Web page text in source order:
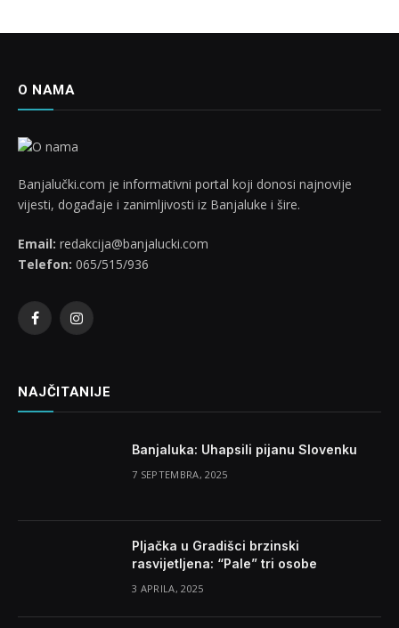
O NAMA
Banjalučki.com je informativni portal koji donosi najnovije
vijesti, događaje i zanimljivosti iz Banjaluke i šire.
Email: redakcija@banjalucki.com
Telefon: 065/515/936
FacebookInstagram
NAJČITANIJE
Banjaluka: Uhapsili pijanu Slovenku
7 SEPTEMBRA, 2025
Pljačka u Gradišci brzinski
rasvijetljena: “Pale” tri osobe
3 APRILA, 2025